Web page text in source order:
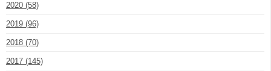
2020 (58)
2019 (96)
2018 (70)
2017 (145)